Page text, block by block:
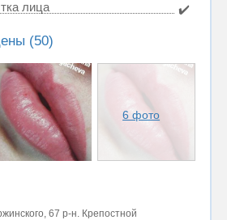
лица ✔️
(50)
6 фото
67 р-н. Крепостной